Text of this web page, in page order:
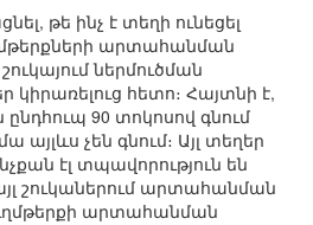
թե ինչ է տեղի ունեցել
արտահանման
ներմուծման
հետո։ Հայտնի է,
90 տոկոսով գնում
այլևս չեն գնում։ Այլ տեղեր
էլ տպավորություն են
շուկաներում արտահանման
արտահանման